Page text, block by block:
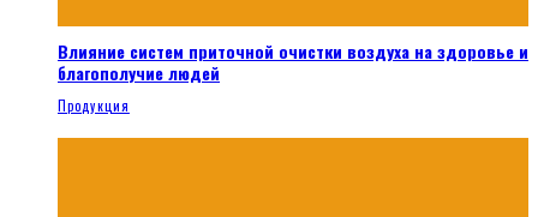
Влияние систем приточной очистки воздуха на здоровье и
благополучие людей
Продукция